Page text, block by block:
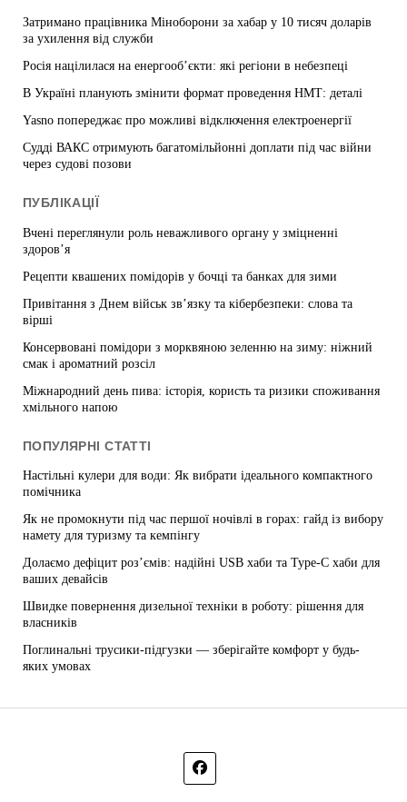
Затримано працівника Міноборони за хабар у 10 тисяч доларів
за ухилення від служби
Росія націлилася на енергооб’єкти: які регіони в небезпеці
В Україні планують змінити формат проведення НМТ: деталі
Yasno попереджає про можливі відключення електроенергії
Судді ВАКС отримують багатомільйонні доплати під час війни
через судові позови
ПУБЛІКАЦІЇ
Вчені переглянули роль неважливого органу у зміцненні
здоров’я
Рецепти квашених помідорів у бочці та банках для зими
Привітання з Днем військ зв’язку та кібербезпеки: слова та
вірші
Консервовані помідори з морквяною зеленню на зиму: ніжний
смак і ароматний розсіл
Міжнародний день пива: історія, користь та ризики споживання
хмільного напою
ПОПУЛЯРНІ СТАТТІ
Настільні кулери для води: Як вибрати ідеального компактного
помічника
Як не промокнути під час першої ночівлі в горах: гайд із вибору
намету для туризму та кемпінгу
Долаємо дефіцит роз’ємів: надійні USB хаби та Type-C хаби для
ваших девайсів
Швидке повернення дизельної техніки в роботу: рішення для
власників
Поглинальні трусики-підгузки — зберігайте комфорт у будь-
яких умовах